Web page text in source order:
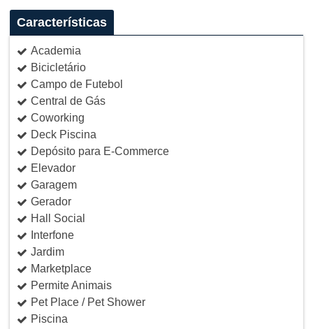
Características
Academia
Bicicletário
Campo de Futebol
Central de Gás
Coworking
Deck Piscina
Depósito para E-Commerce
Elevador
Garagem
Gerador
Hall Social
Interfone
Jardim
Marketplace
Permite Animais
Pet Place / Pet Shower
Piscina